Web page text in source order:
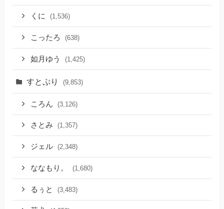
くに (1,536)
こったろ (638)
如月ゆう (1,425)
すとぷり (9,853)
ころん (3,126)
さとみ (1,357)
ジェル (2,348)
ななもり。 (1,680)
るぅと (3,483)